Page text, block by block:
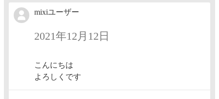
mixiユーザー
2021年12月12日
こんにちは
よろしくです